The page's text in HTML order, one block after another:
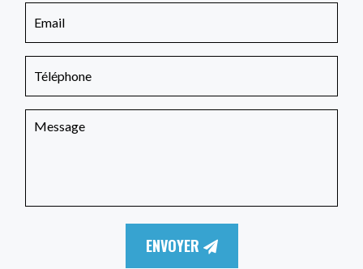
ENVOYER